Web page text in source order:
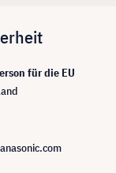
für die EU